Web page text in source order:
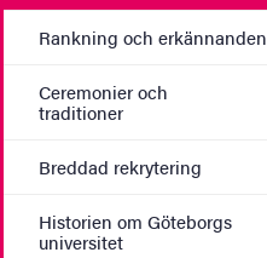
Rankning och erkännanden
Ceremonier och
traditioner
Breddad rekrytering
Historien om Göteborgs
universitet